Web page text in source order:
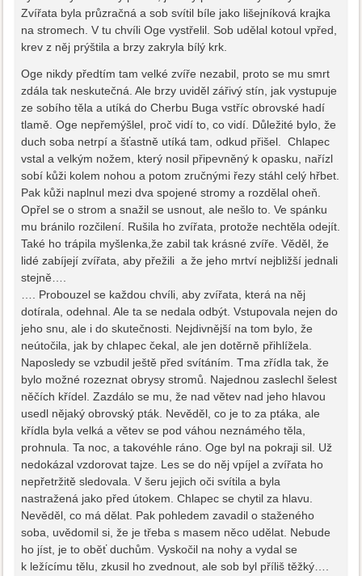
Zvířata byla průzračná a sob svítil bíle jako lišejníková krajka
na stromech. V tu chvíli Oge vystřelil. Sob udělal kotoul vpřed,
krev z něj prýštila a brzy zakryla bílý krk.
Oge nikdy předtím tam velké zvíře nezabil, proto se mu smrt
zdála tak neskutečná. Ale brzy uviděl zářivý stín, jak vystupuje
ze sobího těla a utíká do Cherbu Buga vstříc obrovské hadí
tlamě. Oge nepřemýšlel, proč vidí to, co vidí. Důležité bylo, že
duch soba netrpí a šťastně utíká tam, odkud přišel. Chlapec
vstal a velkým nožem, který nosil připevněný k opasku, nařízl
sobí kůži kolem nohou a potom zručnými řezy stáhl celý hřbet.
Pak kůži naplnul mezi dva spojené stromy a rozdělal oheň.
Opřel se o strom a snažil se usnout, ale nešlo to. Ve spánku
mu bránilo rozčilení. Rušila ho zvířata, protože nechtěla odejít.
Také ho trápila myšlenka,že zabil tak krásné zvíře. Věděl, že
lidé zabíjejí zvířata, aby přežili a že jeho mrtví nejbližší jednali
stejně….
…. Probouzel se každou chvíli, aby zvířata, která na něj
dotírala, odehnal. Ale ta se nedala odbýt. Vstupovala nejen do
jeho snu, ale i do skutečnosti. Nejdivnější na tom bylo, že
neútočila, jak by chlapec čekal, ale jen dotěrně přihlížela.
Naposledy se vzbudil ještě před svítáním. Tma zřídla tak, že
bylo možné rozeznat obrysy stromů. Najednou zaslechl šelest
něčích křídel. Zazdálo se mu, že nad větev nad jeho hlavou
usedl nějaký obrovský pták. Nevěděl, co je to za ptáka, ale
křídla byla velká a větev se pod váhou neznámého těla,
prohnula. Ta noc, a takovéhle ráno. Oge byl na pokraji sil. Už
nedokázal vzdorovat tajze. Les se do něj vpíjel a zvířata ho
nepřetržitě sledovala. V šeru jejich oči svítila a byla
nastražená jako před útokem. Chlapec se chytil za hlavu.
Nevěděl, co má dělat. Pak pohledem zavadil o staženého
soba, uvědomil si, že je třeba s masem něco udělat. Nebude
ho jíst, je to oběť duchům. Vyskočil na nohy a vydal se
k ležícímu tělu, zkusil ho zvednout, ale sob byl příliš těžký….